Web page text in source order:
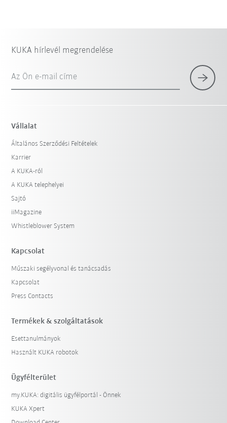
KUKA hírlevél megrendelése
Az Ön e-mail címe
Vállalat
Általános Szerződési Feltételek
Karrier
A KUKA-ról
A KUKA telephelyei
Sajtó
iiMagazine
Whistleblower System
Kapcsolat
Műszaki segélyvonal és tanácsadás
Kapcsolat
Press Contacts
Termékek & szolgáltatások
Esettanulmányok
Használt KUKA robotok
Ügyfélterület
my.KUKA: digitális ügyfélportál - Önnek
KUKA Xpert